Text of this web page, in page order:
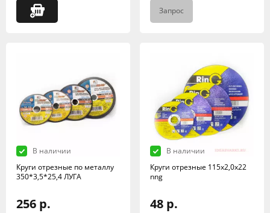
Запрос
В наличии
Круги отрезные по металлу
350*3,5*25,4 ЛУГА
256 р.
В наличии
Круги отрезные 115х2,0х22
nng
48 р.